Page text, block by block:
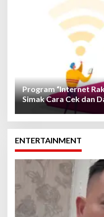
Program “Internet
Simak Cara Cek dan
ENTERTAINMENT